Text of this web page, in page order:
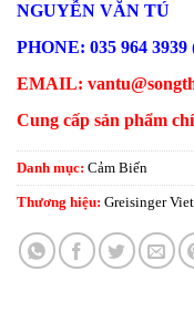
NGUYỄN VĂN TÚ
PHONE: 035 964
EMAIL:
Cung cấp sản phẩm
Danh mục: Cảm Biến
Thương hiệu: Greisinger